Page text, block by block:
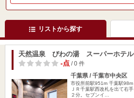
リストから探す
天然温泉 びわの湯 スーパーホテル
-点/ 0 件
千葉県 / 千葉市中央区
市役所前駅951m 千葉駅98m
ＪＲ千葉駅西改札を出て右
２分。セブンイ…